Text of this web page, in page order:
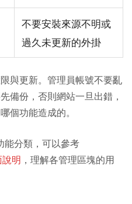
不要安裝來源不明或
過久未更新的外掛
與更新。管理員帳號不要亂
備份，否則網站一旦出錯，
個功能造成的。
能分類，可以參考
明 ，理解各管理區塊的用